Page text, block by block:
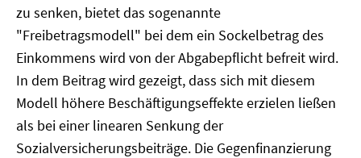
zu senken, bietet das sogenannte
"Freibetragsmodell" bei dem ein Sockelbetrag des
Einkommens wird von der Abgabepflicht befreit wird.
In dem Beitrag wird gezeigt, dass sich mit diesem
Modell höhere Beschäftigungseffekte erzielen ließen
als bei einer linearen Senkung der
Sozialversicherungsbeiträge. Die Gegenfinanzierung